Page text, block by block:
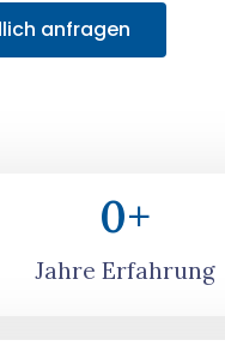
anfragen
Jahre Erfahrung
0+